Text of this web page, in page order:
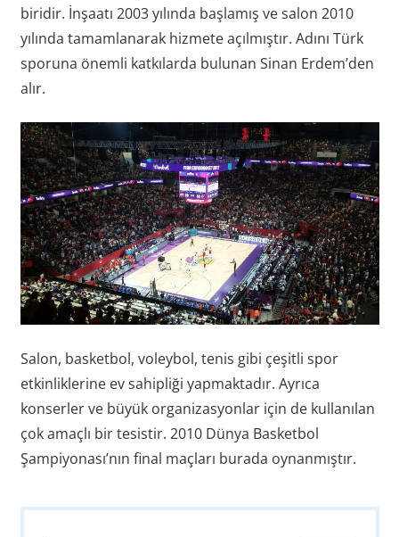
biridir. İnşaatı 2003 yılında başlamış ve salon 2010
yılında tamamlanarak hizmete açılmıştır. Adını Türk
sporuna önemli katkılarda bulunan Sinan Erdem’den
alır.
Salon, basketbol, voleybol, tenis gibi çeşitli spor
etkinliklerine ev sahipliği yapmaktadır. Ayrıca
konserler ve büyük organizasyonlar için de kullanılan
çok amaçlı bir tesistir. 2010 Dünya Basketbol
Şampiyonası’nın final maçları burada oynanmıştır.